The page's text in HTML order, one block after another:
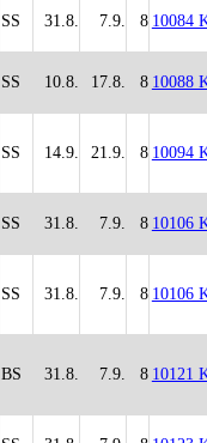
SS 31.8. 7.9. 8 10084
SS 10.8. 17.8. 8 10088
SS 14.9. 21.9. 8 10094
SS 31.8. 7.9. 8 10106
SS 31.8. 7.9. 8 10106
BS 31.8. 7.9. 8 10121